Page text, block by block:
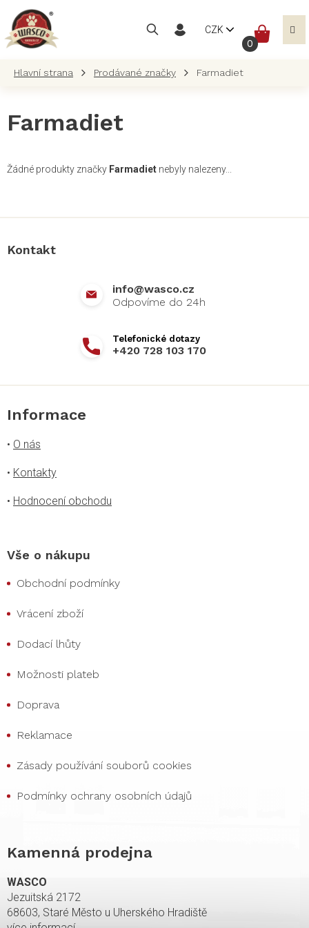
obsah
CZK
Prodávané značky Farmadiet
Farmadiet
Žádné produkty značky Farmadiet nebyly nalezeny...
Kontakt
info@wasco.cz
+420 728 103 170
Informace
• O nás
• Kontakty
• Hodnocení obchodu
Vše o nákupu
Obchodní podmínky
Vrácení zboží
Dodací lhůty
Možnosti plateb
Doprava
Reklamace
Zásady používání souborů cookies
Podmínky ochrany osobních údajů
Kamenná prodejna
WASCO
Jezuitská 2172
68603, Staré Město u Uherského Hradiště